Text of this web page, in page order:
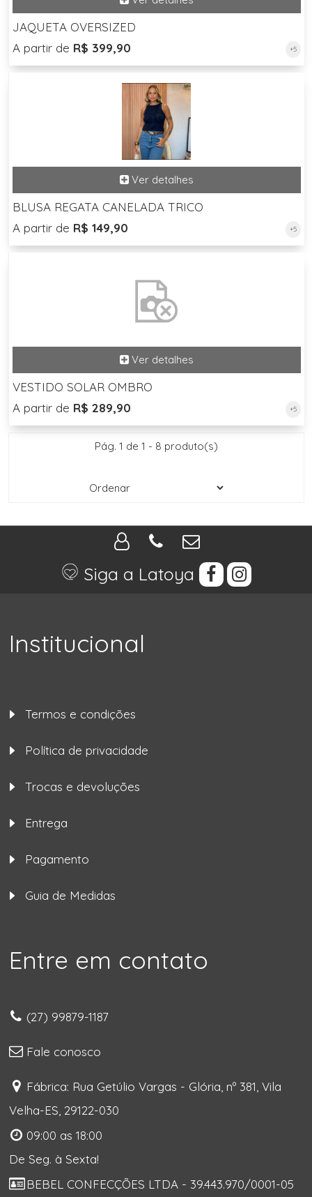
JAQUETA OVERSIZED
A partir de R$ 399,90 +5
BLUSA REGATA CANELADA TRICO
A partir de R$ 149,90 +5
VESTIDO SOLAR OMBRO
A partir de R$ 289,90 +5
Pág. 1 de 1 - 8 produto(s)
Siga a Latoya
Institucional
Termos e condições
Política de privacidade
Trocas e devoluções
Entrega
Pagamento
Guia de Medidas
Entre em contato
(27) 99879-1187
Fale conosco
Fábrica: Rua Getúlio Vargas - Glória, nº 381, Vila
Velha-ES, 29122-030
09:00 as 18:00
De Seg. à Sexta!
BEBEL CONFECÇÕES LTDA - 39.443.970/0001-05